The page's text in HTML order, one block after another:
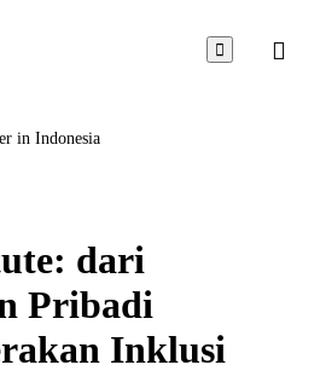

in Indonesia
dari
Pribadi
Inklusi